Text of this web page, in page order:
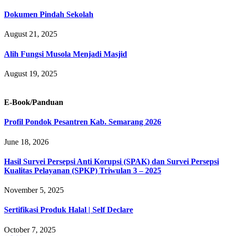
Dokumen Pindah Sekolah
August 21, 2025
Alih Fungsi Musola Menjadi Masjid
August 19, 2025
E-Book/Panduan
Profil Pondok Pesantren Kab. Semarang 2026
June 18, 2026
Hasil Survei Persepsi Anti Korupsi (SPAK) dan Survei Persepsi
Kualitas Pelayanan (SPKP) Triwulan 3 – 2025
November 5, 2025
Sertifikasi Produk Halal | Self Declare
October 7, 2025